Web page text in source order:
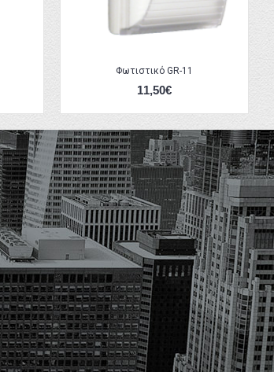
Φωτιστικό GR-11
11,50€
τιμές της αγοράς.